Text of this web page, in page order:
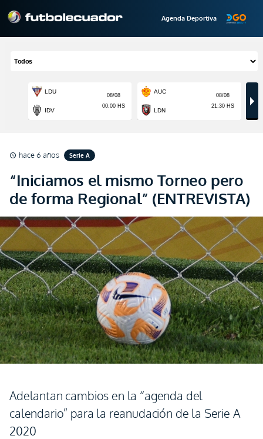
Agenda Deportiva
schedule hace 6 años Serie A
“Iniciamos el mismo Torneo pero
de forma Regional” (ENTREVISTA)
Adelantan cambios en la “agenda del
calendario” para la reanudación de la Serie A
2020